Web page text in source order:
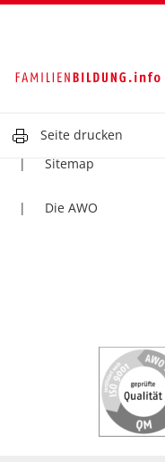
Seite drucken
Impressum
Sitemap
Die AWO